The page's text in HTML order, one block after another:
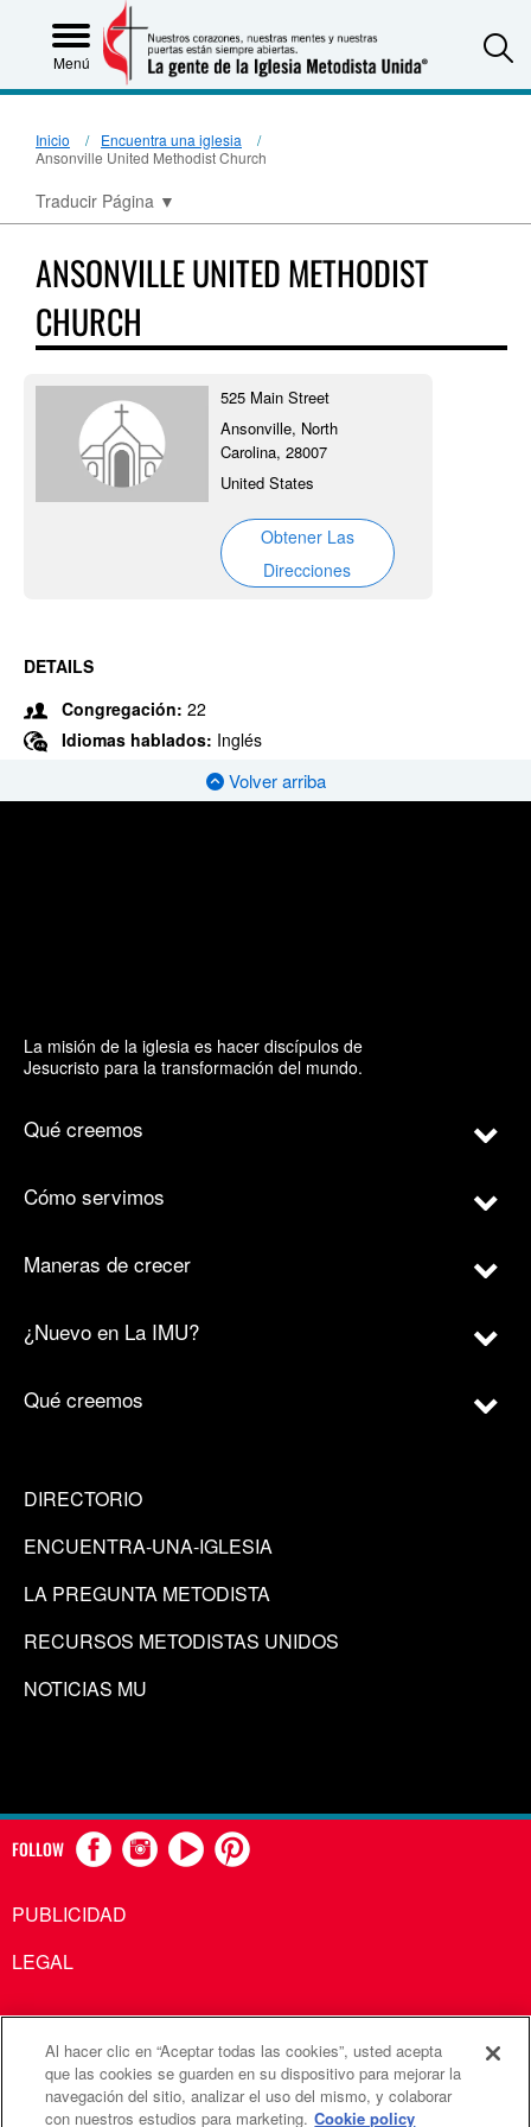
Menú
Inicio
Encuentra una iglesia
Ansonville United Methodist Church
Traducir Página ▼
ANSONVILLE UNITED METHODIST
CHURCH
525 Main Street
Ansonville, North
Carolina, 28007
United States
Obtener Las
Direcciones
DETAILS
Congregación: 22
Idiomas hablados: Inglés
Volver arriba
La misión de la iglesia es hacer discípulos de
Jesucristo para la transformación del mundo.
Qué creemos
Cómo servimos
Maneras de crecer
¿Nuevo en La IMU?
Qué creemos
DIRECTORIO
ENCUENTRA-UNA-IGLESIA
LA PREGUNTA METODISTA
RECURSOS METODISTAS UNIDOS
NOTICIAS MU
FOLLOW
PUBLICIDAD
LEGAL
Comunicaciones Metodistas Unidas es una agencia de la
Iglesia Metodista Unida
Al hacer clic en “Aceptar todas las cookies”, usted acepta
que las cookies se guarden en su dispositivo para mejorar la
navegación del sitio, analizar el uso del mismo, y colaborar
con nuestros estudios para marketing. Cookie policy